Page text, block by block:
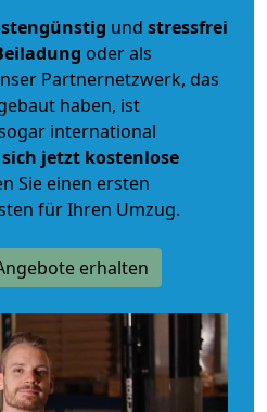
und stressfrei
oder als
Partnernetzwerk, das
haben, ist
international
sich jetzt kostenlose
Sie einen ersten
für Ihren Umzug.
erhalten